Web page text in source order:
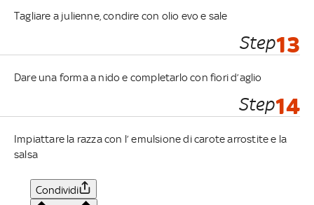
Tagliare a julienne, condire con olio evo e sale
Step13
Dare una forma a nido e completarlo con fiori d’aglio
Step14
Impiattare la razza con l’ emulsione di carote arrostite e la
salsa
Condividi